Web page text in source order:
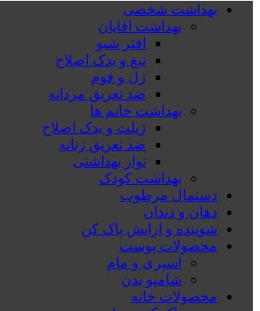
بهداشت شخصی
بهداشت اقایان
افتر شیو
تیغ و یدک اصلاح
ژل و فوم
ضد تعریق مردانه
بهداشت خانم ها
ژیلت و یدک اصلاح
ضد تعریق زنانه
نوار بهداشتی
بهداشت کودک
دستمال مرطوب
دهان و دندان
شوینده و ارایش پاک کن
محصولات پوست
اسپری و مام
شامپو بدن
محصولات خانه